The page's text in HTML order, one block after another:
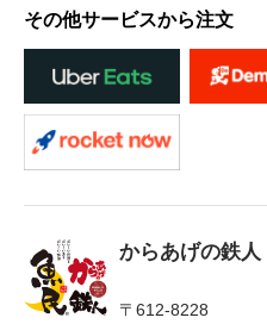
その他サービスから注文
からあげの鉄
〒612-8228